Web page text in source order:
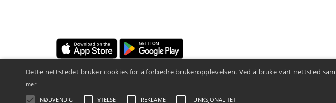
Juridiske merknader-personvernerklæring-Vilkår og betingelser
Dette nettstedet bruker cookies for å forbedre brukeropplevelsen. Ved å bruke vårt nettsted
mer
NØDVENDIG YTELSE REKLAME FUNKSJONALITET